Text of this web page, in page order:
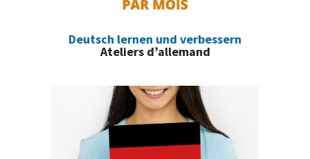
Deutsch lernen und verbessern
Ateliers d’allemand